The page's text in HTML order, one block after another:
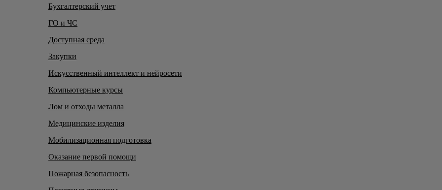
Бухгалтерский учет
ГО и ЧС
Доступная среда
Закупки
Искусственный интеллект и нейросети
Компьютерные курсы
Лом и отходы металла
Медицинские изделия
Мобилизационная подготовка
Оказание первой помощи
Пожарная безопасность